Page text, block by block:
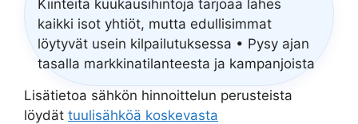
Kiinteitä kuukausihintoja tarjoaa lähes
kaikki isot yhtiöt, mutta edullisimmat
löytyvät usein kilpailutuksessa • Pysy ajan
tasalla markkinatilanteesta ja kampanjoista
Lisätietoa sähkön hinnoittelun perusteista
löydät tuulisähköä koskevasta